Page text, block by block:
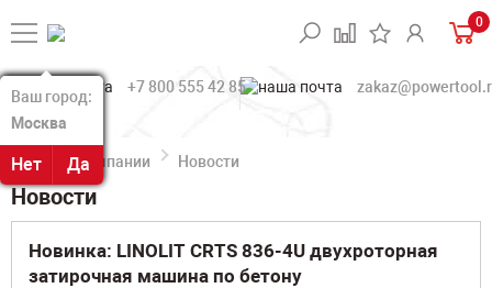
Ваш город:
Москва
Нет Да
Ваш город:
Москва
Нет Да
0
+7 800 555 42 85
О компании Новости
Новости
Новинка: LINOLIT CRTS 836-4U двухроторная
затирочная машина по бетону